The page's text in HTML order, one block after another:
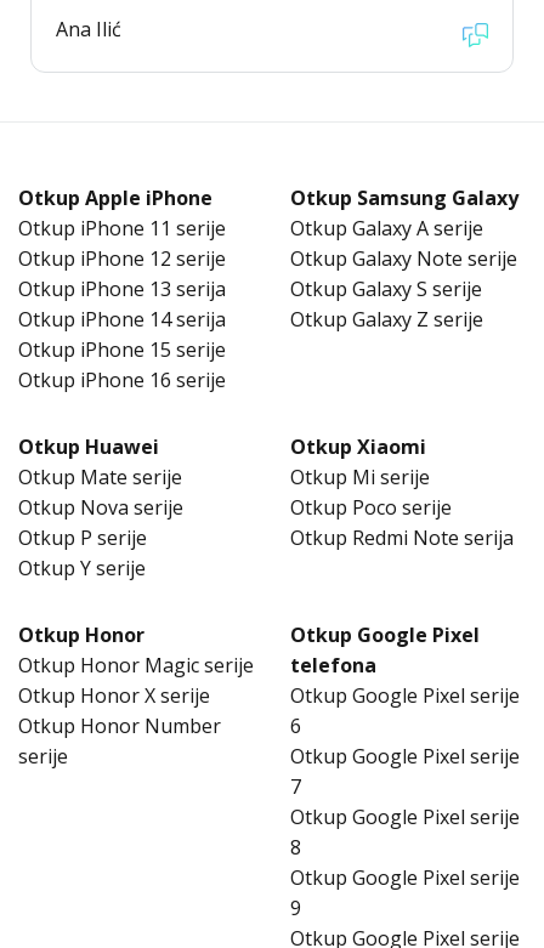
Ana Ilić
Otkup Apple iPhone
Otkup iPhone 11 serije
Otkup iPhone 12 serije
Otkup iPhone 13 serija
Otkup iPhone 14 serija
Otkup iPhone 15 serije
Otkup iPhone 16 serije
Otkup Samsung Galaxy
Otkup Galaxy A serije
Otkup Galaxy Note serije
Otkup Galaxy S serije
Otkup Galaxy Z serije
Otkup Huawei
Otkup Mate serije
Otkup Nova serije
Otkup P serije
Otkup Y serije
Otkup Xiaomi
Otkup Mi serije
Otkup Poco serije
Otkup Redmi Note serija
Otkup Honor
Otkup Honor Magic serije
Otkup Honor X serije
Otkup Honor Number
serije
Otkup Google Pixel
telefona
Otkup Google Pixel serije
6
Otkup Google Pixel serije
7
Otkup Google Pixel serije
8
Otkup Google Pixel serije
9
Otkup Google Pixel serije